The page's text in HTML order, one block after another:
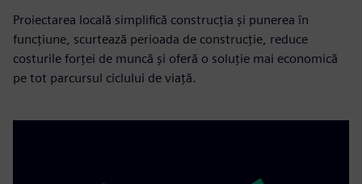
Proiectarea locală simplifică construcția și punerea în
funcțiune, scurtează perioada de construcție, reduce
costurile forței de muncă și oferă o soluție mai economică
pe tot parcursul ciclului de viață.